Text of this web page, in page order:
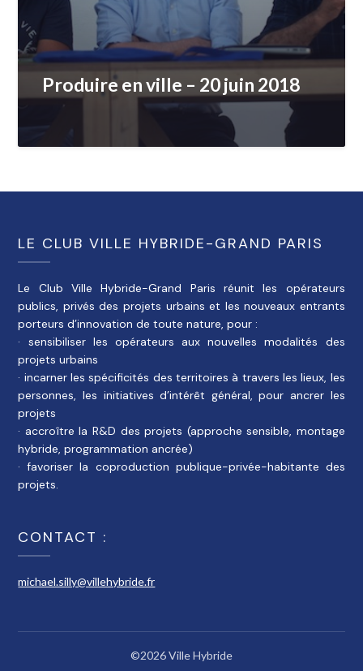
Produire en ville – 20 juin 2018
LE CLUB VILLE HYBRIDE-GRAND PARIS
Le Club Ville Hybride-Grand Paris réunit les opérateurs
publics, privés des projets urbains et les nouveaux entrants
porteurs d’innovation de toute nature, pour :
· sensibiliser les opérateurs aux nouvelles modalités des
projets urbains
· incarner les spécificités des territoires à travers les lieux, les
personnes, les initiatives d’intérêt général, pour ancrer les
projets
· accroître la R&D des projets (approche sensible, montage
hybride, programmation ancrée)
· favoriser la coproduction publique-privée-habitante des
projets.
CONTACT :
michael.silly@villehybride.fr
©2026 Ville Hybride